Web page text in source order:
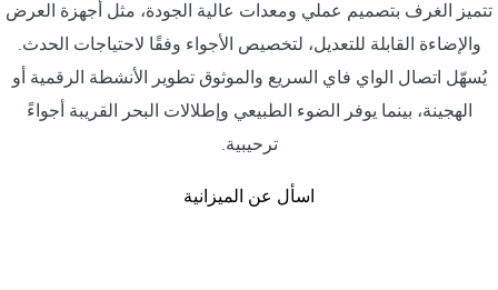
تتميز الغرف بتصميم عملي ومعدات عالية الجودة، مثل أجهزة العرض
والإضاءة القابلة للتعديل، لتخصيص الأجواء وفقًا لاحتياجات الحدث.
يُسهّل اتصال الواي فاي السريع والموثوق تطوير الأنشطة الرقمية أو
الهجينة، بينما يوفر الضوء الطبيعي وإطلالات البحر القريبة أجواءً
ترحيبية.
اسأل عن الميزانية